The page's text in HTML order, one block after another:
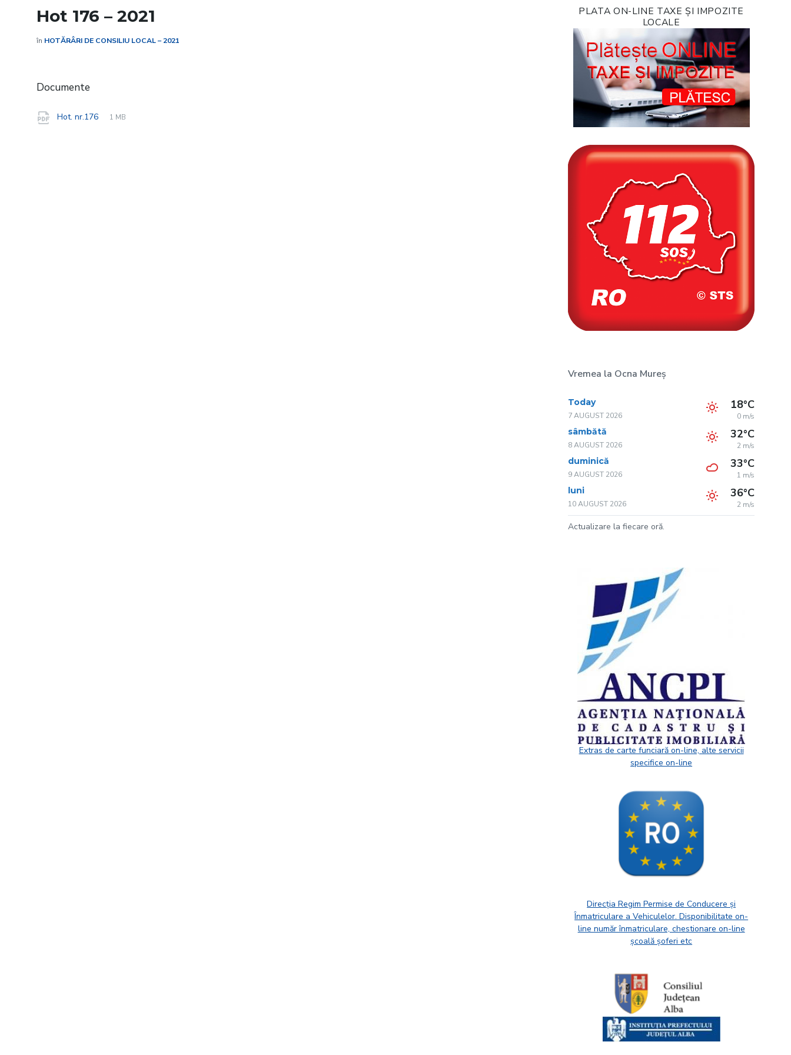
Hot 176 – 2021
în HOTĂRÂRI DE CONSILIU LOCAL – 2021
Documente
Hot. nr.176
File
pdf
File
1 MB
PLATA ON-LINE TAXE ȘI IMPOZITE
LOCALE
Vremea la Ocna Mureș
Today
7 AUGUST 2026
18°C
0 m/s
sâmbătă
8 AUGUST 2026
32°C
2 m/s
duminică
9 AUGUST 2026
33°C
1 m/s
luni
10 AUGUST 2026
36°C
2 m/s
Actualizare la fiecare oră.
Extras de carte funciară on-line, alte servicii
specifice on-line
Direcția Regim Permise de Conducere și
Înmatriculare a Vehiculelor. Disponibilitate on-
line număr înmatriculare, chestionare on-line
școală șoferi etc